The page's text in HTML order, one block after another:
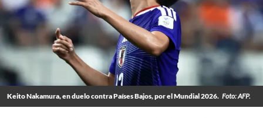
Keito Nakamura, en duelo contra Países Bajos, por el Mundial 2026. Foto: AFP.